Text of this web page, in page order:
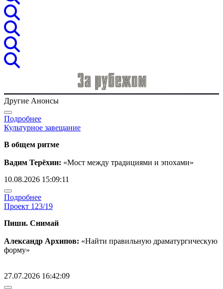
Другие Анонсы
Подробнее
Культурное завещание
В общем ритме
Вадим Терёхин: «Мост между традициями и эпохами»
10.08.2026 15:09:11
Подробнее
Проект 123/19
Пиши. Снимай
Александр Архипов: «Найти правильную драматургическую
форму»
27.07.2026 16:42:09